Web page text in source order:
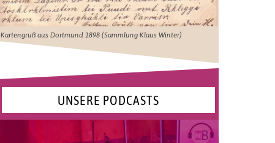
Kartengruß aus Dortmund 1898 (Sammlung Klaus Winter)
UNSERE PODCASTS